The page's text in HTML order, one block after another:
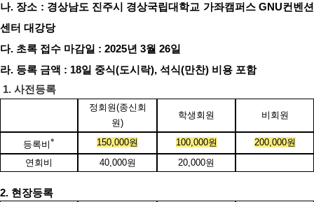
나. 장소 : 경상남도 진주시 경상국립대학교 가좌캠퍼스GNU컨벤션
센터 대강당
다. 초록 접수 마감일 : 2025년 3월 26일
라. 등록 금액 : 18일 중식(도시락), 석식(만찬) 비용 포함
1. 사전등록
정회원(종신회
원)
학생회원 비회원
등록비* 150,000원 100,000원 200,000원
연회비
40,000원 20,000원
2. 현장등록